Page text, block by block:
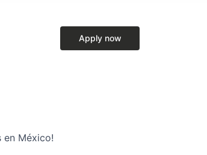
Apply now
en México!